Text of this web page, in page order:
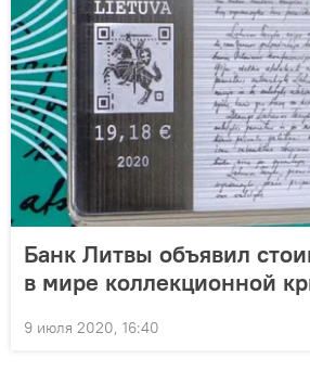
Банк Литвы объявил
в мире коллекционной
9 июля 2020, 16:40